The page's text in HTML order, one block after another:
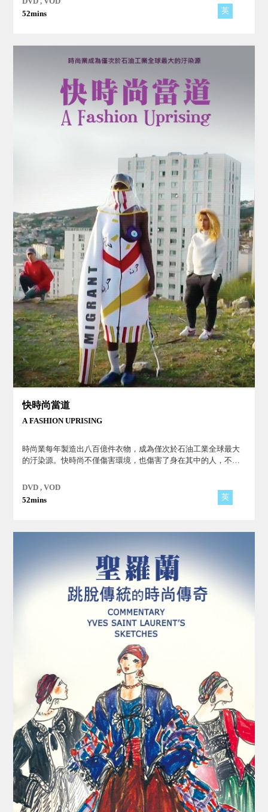
52mins
英
快時尚當道
A FASHION UPRISING
時尚業每年製造出八百億件衣物，成為僅次於石油工業全球最大
的汙染源。快時尚不僅傷害環境，也傷害了身在其中的人，不論
DVD , VOD
52mins
英